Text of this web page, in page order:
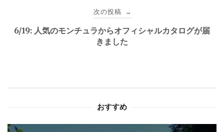
ゲ
次の投稿 →
6/19: 人気のモンチュラからオフィシャルカタログが届
きました
おすすめ